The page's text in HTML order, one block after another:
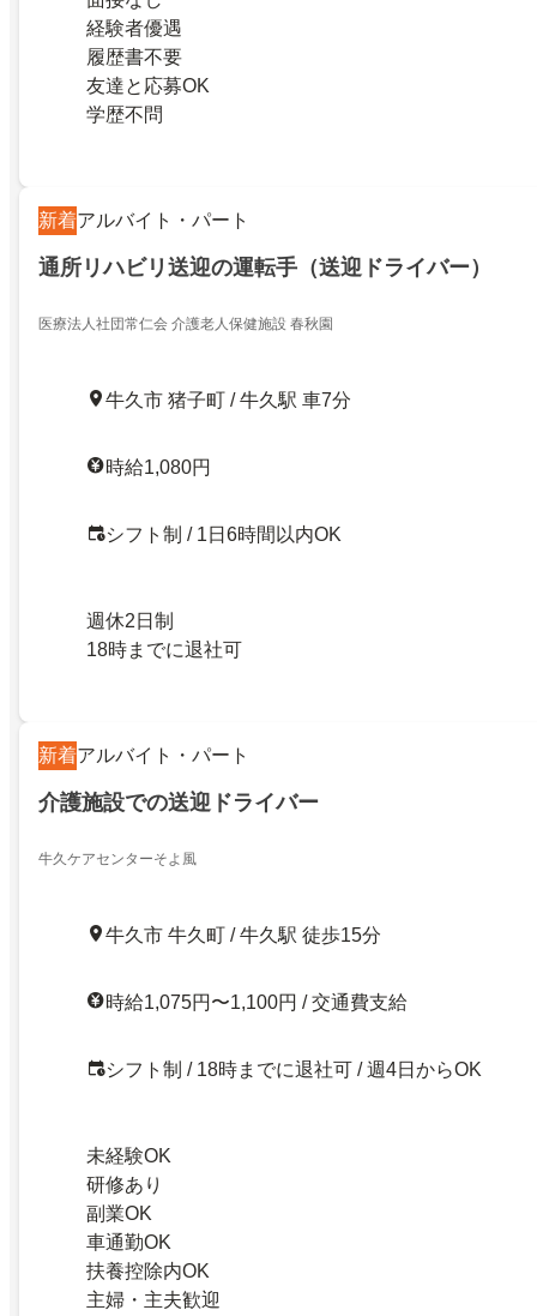
経験者優遇
履歴書不要
友達と応募OK
学歴不問
新着アルバイト・パート
通所リハビリ送迎の運転手（送迎ドライバー）
医療法人社団常仁会 介護老人保健施設 春秋園
牛久市 猪子町 / 牛久駅 車7分
時給1,080円
シフト制 / 1日6時間以内OK
週休2日制
18時までに退社可
新着アルバイト・パート
介護施設での送迎ドライバー
牛久ケアセンターそよ風
牛久市 牛久町 / 牛久駅 徒歩15分
時給1,075円〜1,100円 / 交通費支給
シフト制 / 18時までに退社可 / 週4日からOK
未経験OK
研修あり
副業OK
車通勤OK
扶養控除内OK
主婦・主夫歓迎